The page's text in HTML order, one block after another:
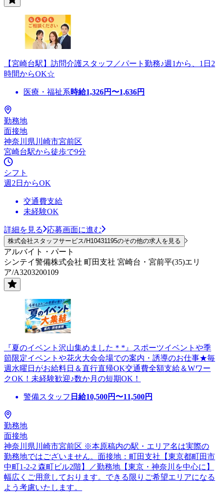
【宮崎台駅】訪問介護スタッフ／パート勤務♪週1から、1日2
時間からOK☆
医療・福祉系時給1,326円〜1,636円
勤務地
面接地
神奈川県川崎市宮前区
宮崎台駅から徒歩で9分
シフト
週2日からOK
交通費支給
未経験OK
詳細を見る 応募画面に進む
株式会社スタッフサービス/H10431195のその他の求人を見る
アルバイト・パート
シンテイ警備株式会社 町田支社 宮崎台・宮前平(35)エリ
ア/A3203200109
『夏のイベント沢山集めました＊*』スポーツイベントや季
節限定イベントや花火大会会場での案内・誘導のお仕事★毎
週水曜日がお給料日＆直行直帰OK交通費全額支給＆Wワー
クOK！未経験歓迎♪数か月の短期OK！
警備スタッフ 日給10,500円〜11,500円
勤務地
面接地
神奈川県川崎市宮前区 ※本原稿内の駅・エリア名は実際の
勤務地ではございません。面接地：町田支社【東京都町田市
中町1-2-2 森町ビル2階】／勤務地【東京・神奈川を中心に】
幅広くご用意しております。できる限りご希望エリアになる
よう考慮いたします。